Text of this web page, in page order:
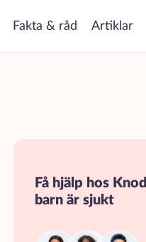
Fakta & råd Artiklar
Få hjälp hos
barn är sjukt